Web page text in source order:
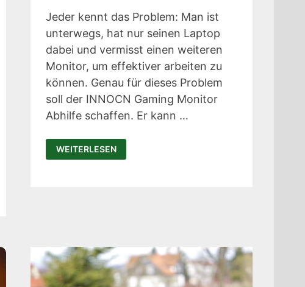
Jeder kennt das Problem: Man ist
unterwegs, hat nur seinen Laptop
dabei und vermisst einen weiteren
Monitor, um effektiver arbeiten zu
können. Genau für dieses Problem
soll der INNOCN Gaming Monitor
Abhilfe schaffen. Er kann …
INNOCN
OLED
GAMING
WEITERLESEN